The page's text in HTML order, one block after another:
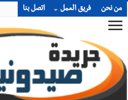
من نحن فريق العمل اتصل بنا